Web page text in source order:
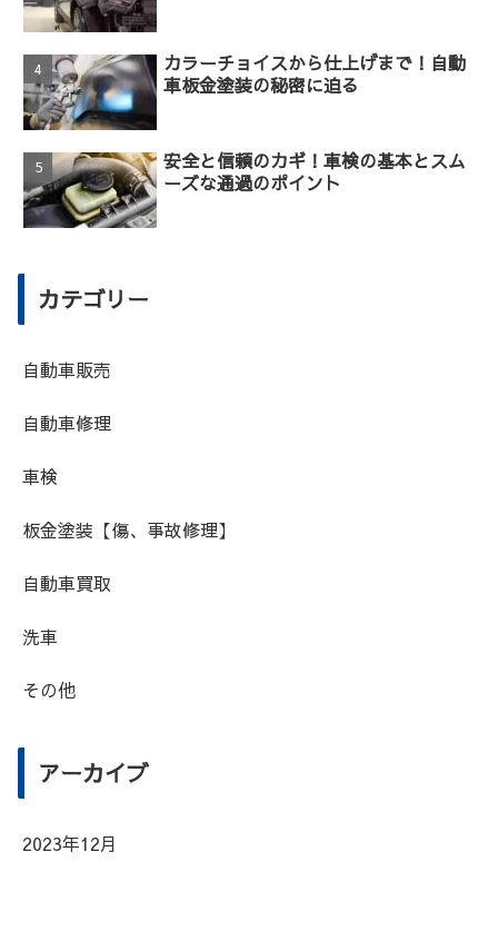
カラーチョイスから仕上げまで！自動
車板金塗装の秘密に迫る
安全と信頼のカギ！車検の基本とスム
ーズな通過のポイント
カテゴリー
自動車販売
自動車修理
車検
板金塗装【傷、事故修理】
自動車買取
洗車
その他
アーカイブ
2023年12月